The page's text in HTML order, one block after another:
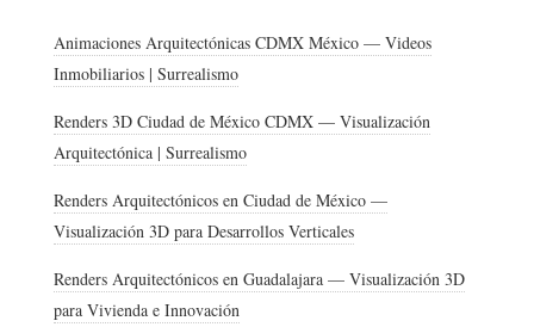
Animaciones Arquitectónicas CDMX México — Videos
Inmobiliarios | Surrealismo
Renders 3D Ciudad de México CDMX — Visualización
Arquitectónica | Surrealismo
Renders Arquitectónicos en Ciudad de México —
Visualización 3D para Desarrollos Verticales
Renders Arquitectónicos en Guadalajara — Visualización 3D
para Vivienda e Innovación